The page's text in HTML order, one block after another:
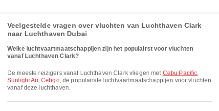
Veelgestelde vragen over vluchten van Luchthaven Clark
naar Luchthaven Dubai
Welke luchtvaartmaatschappijen zijn het populairst voor vluchten
vanaf Luchthaven Clark?
De meeste reizigers vanaf Luchthaven Clark vliegen met Cebu Pacific,
Sunlight Air, Cebgo, de populairste luchtvaartmaatschappijen voor vluchten
vanaf deze luchthaven.